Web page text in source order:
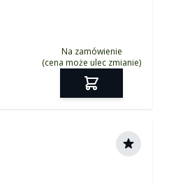
Na zamówienie
(cena może ulec zmianie)